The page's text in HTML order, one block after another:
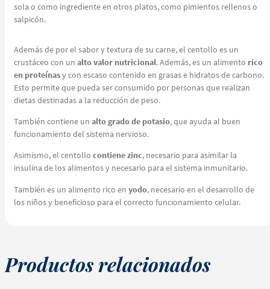
sola o como ingrediente en otros platos, como pimientos rellenos o
salpicón.
Además de por el sabor y textura de su carne, el centollo es un
crustáceo con un alto valor nutricional. Además, es un alimento rico
en proteínasy con escaso contenido en grasas e hidratos de carbono.
Esto permite que pueda ser consumido por personas que realizan
dietas destinadas a la reducción de peso.
También contiene un alto grado de potasio, que ayuda al buen
funcionamiento del sistema nervioso.
Asimismo, el centollo contiene zinc, necesario para asimilar la
insulina de los alimentos y necesario para el sistema inmunitario.
También es un alimento rico en yodo, necesario en el desarrollo de
los niños y beneficioso para el correcto funcionamiento celular.
Productos relacionados